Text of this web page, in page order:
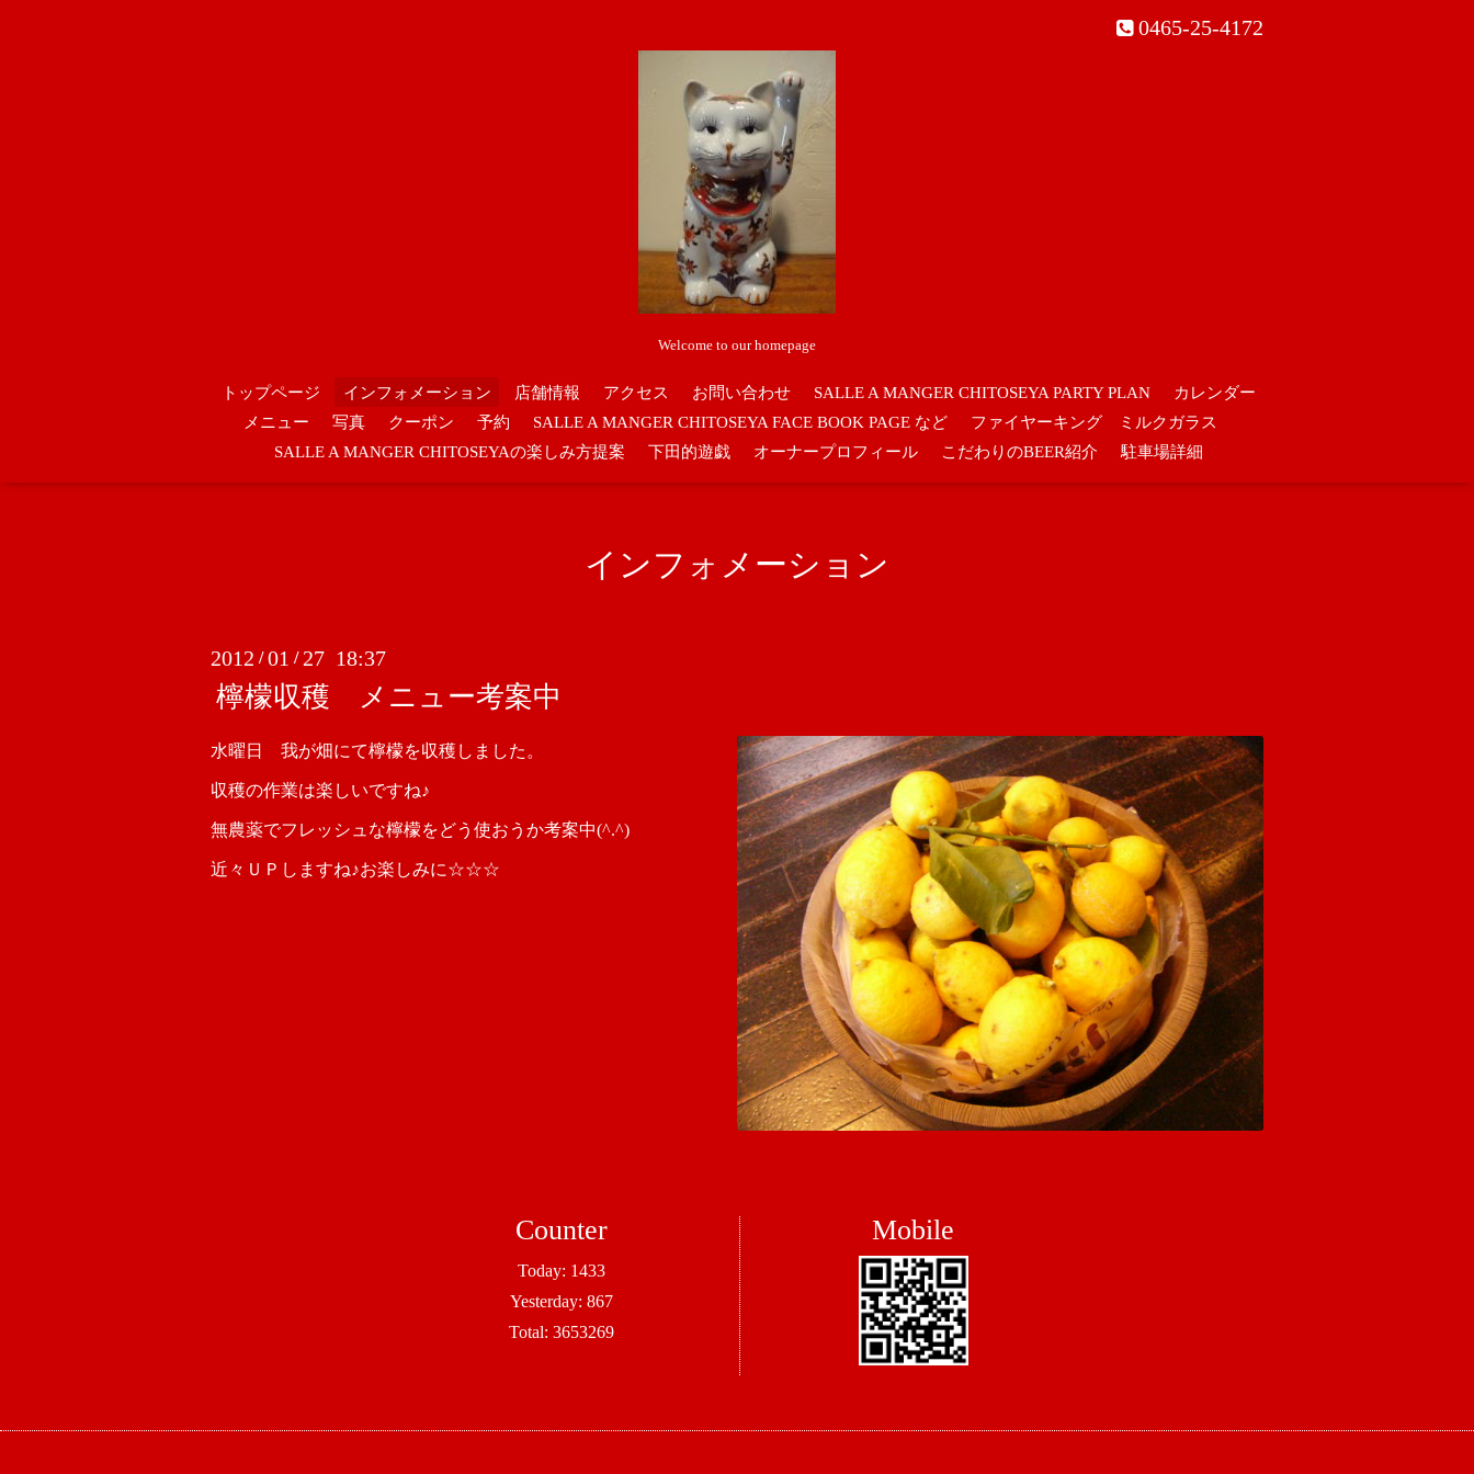
0465-25-4172
Welcome to our homepage
トップページ インフォメーション 店舗情報 アクセス お問い合わせ SALLE A MANGER CHITOSEYA PARTY PLAN
カレンダー
メニュー
写真 クーポン 予約 SALLE A MANGER CHITOSEYA FACE BOOK PAGE など
ファイヤーキング ミルクガラス
SALLE A MANGER CHITOSEYAの楽しみ方提案
下田的遊戯 オーナープロフィール こだわりのBEER紹介 駐車場詳細
インフォメーション
2012 /01 / 27 18:37
檸檬収穫 メニュー考案中
水曜日 我が畑にて檸檬を収穫しました。
収穫の作業は楽しいですね♪
無農薬でフレッシュな檸檬をどう使おうか考案中(^.^)
近々ＵＰしますね♪お楽しみに☆☆☆
Counter
Today: 1433
Yesterday: 867
Total: 3653269
Mobile